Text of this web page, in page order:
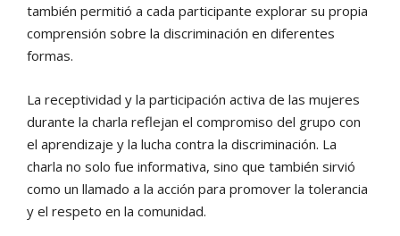
también permitió a cada participante explorar su propia
comprensión sobre la discriminación en diferentes
formas.
La receptividad y la participación activa de las mujeres
durante la charla reflejan el compromiso del grupo con
el aprendizaje y la lucha contra la discriminación. La
charla no solo fue informativa, sino que también sirvió
como un llamado a la acción para promover la tolerancia
y el respeto en la comunidad.